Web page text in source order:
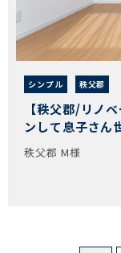
シンプル 秩父郡
【秩父郡/リノ
ンして息子さん
秩父郡 M様